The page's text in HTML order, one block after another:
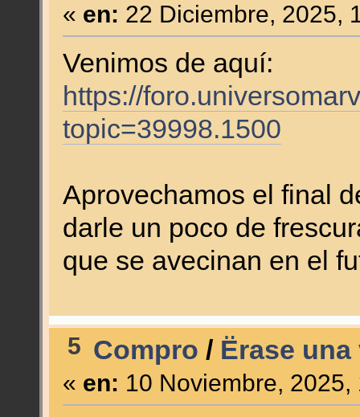
« en: 22 Diciembre, 2025,
Venimos de aquí:
https://
topic=39998.1500
Aprovechamos el final
darle un poco de
que se avecinan en el
5 Compro / Ërase una
« en: 10 Noviembre, 2025,